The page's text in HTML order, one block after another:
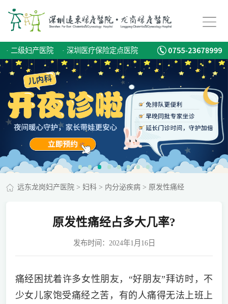
· 二级妇产医院 · 深圳医疗保险定点医院
远东龙岗妇产医院> 妇科> 内分泌疾病> 原发性痛经
原发性痛经占多大几率?
发布时间：2024年1月16日
痛经困扰着许多女性朋友，“好朋友”拜访时，不
少女儿家饱受痛经之苦，有的人痛得无法上班上